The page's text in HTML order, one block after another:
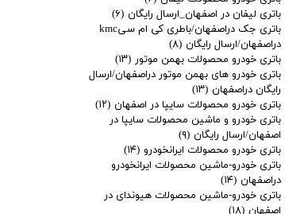
باتری لیفان در اصفهان_ارسال رایگان (۶)
باتری جک دراصفهان/باطری کی ام سیkmc
دراصفهان/ارسال رایگان (۸)
باتری خودرو محصولات بهمن موتور (۱۳)
باتری خودرو های بهمن موتور دراصفهان/ارسال
رایگان دراصفهان (۱۳)
باتری خودرو محصولات سایپا در اصفهان (۱۲)
باتری خودرو و ماشین محصولات سایپا در
اصفهان/ارسال رایگان (۹)
باتری خودرو محصولات ایرانخودرو (۱۴)
باتری خودرو-ماشین محصولات ایرانخودرو
دراصفهان (۱۴)
باتری خودرو-ماشین محصولات هیوندای در
اصفهان (۱۸)